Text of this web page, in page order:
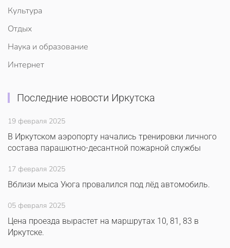
Культура
Отдых
Наука и образование
Интернет
Последние новости Иркутска
19 февраля 2025
В Иркутском аэропорту начались тренировки личного
состава парашютно-десантной пожарной службы
17 февраля 2025
Вблизи мыса Уюга провалился под лёд автомобиль.
05 февраля 2025
Цена проезда вырастет на маршрутах 10, 81, 83 в
Иркутске.